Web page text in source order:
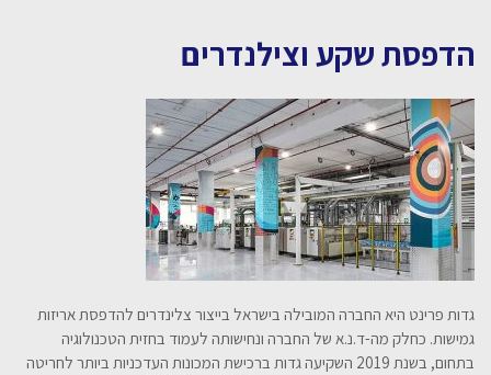
הדפסת שקע וצילנדרים
גדות פרינט היא החברה המובילה בישראל בייצור צלינדרים להדפסת אריזות
גמישות. כחלק מה-ד.נ.א של החברה ונחישותה לעמוד בחזית הטכנולוגיה
בתחום, בשנת 2019 השקיעה גדות ברכישת המכונות העדכניות ביותר לחריטה